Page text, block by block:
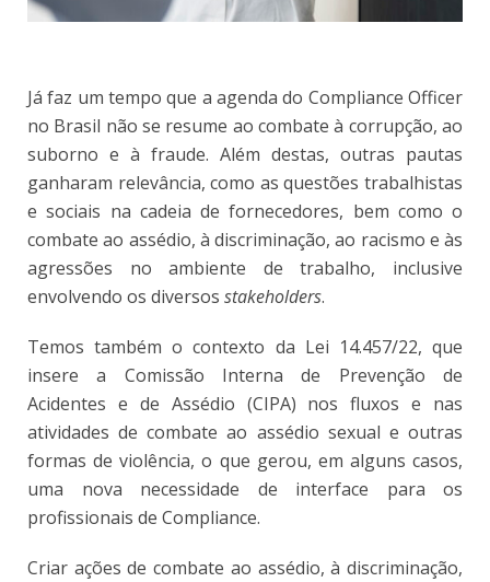
Já faz um tempo que a agenda do Compliance Officer
no Brasil não se resume ao combate à corrupção, ao
suborno e à fraude. Além destas, outras pautas
ganharam relevância, como as questões trabalhistas
e sociais na cadeia de fornecedores, bem como o
combate ao assédio, à discriminação, ao racismo e às
agressões no ambiente de trabalho, inclusive
envolvendo os diversos stakeholders.
Temos também o contexto da Lei 14.457/22, que
insere a Comissão Interna de Prevenção de
Acidentes e de Assédio (CIPA) nos fluxos e nas
atividades de combate ao assédio sexual e outras
formas de violência, o que gerou, em alguns casos,
uma nova necessidade de interface para os
profissionais de Compliance.
Criar ações de combate ao assédio, à discriminação,